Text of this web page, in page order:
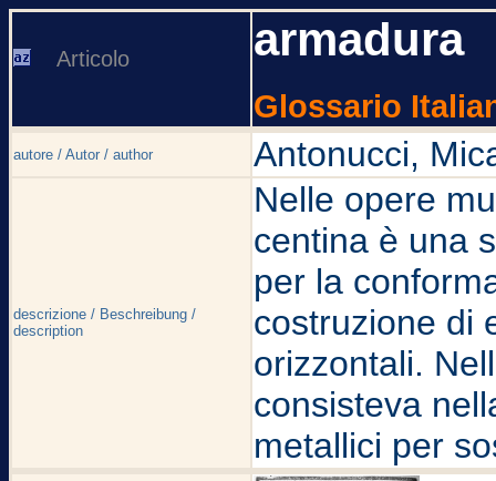
Articolo armadura
Glossario
autore / Autor / author Antonucci,
descrizione / Beschreibung /
description
Nelle opere
centina è una
per la
costruzione di
orizzontali.
consisteva
metallici per